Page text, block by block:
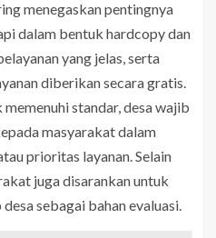
menegaskan pentingnya
dalam bentuk hardcopy dan
yang jelas, serta
diberikan secara gratis.
standar, desa wajib
masyarakat dalam
prioritas layanan. Selain
juga disarankan untuk
sebagai bahan evaluasi.